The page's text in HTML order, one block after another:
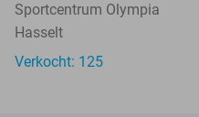
Sportcentrum Olympia
Hasselt
Verkocht: 125